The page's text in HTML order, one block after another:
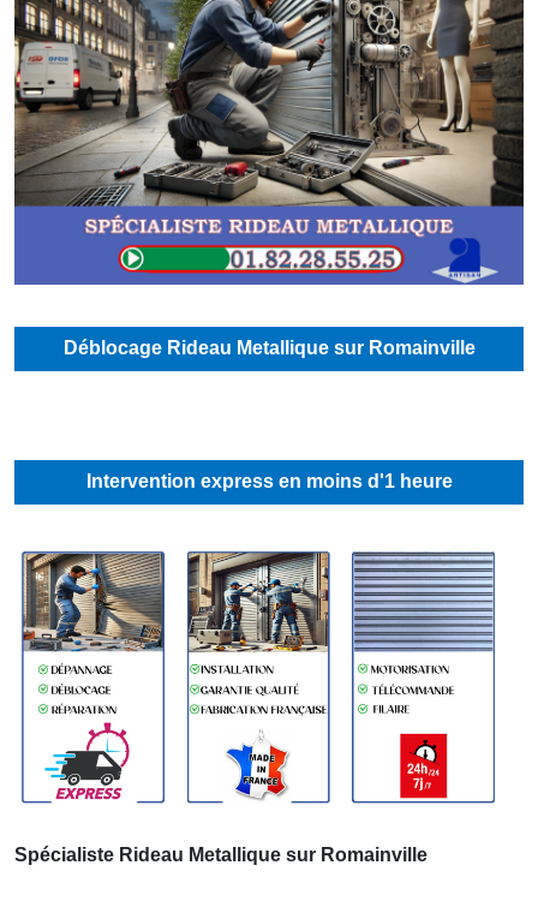
Déblocage Rideau Metallique sur Romainville
Intervention express en moins d'1 heure
Spécialiste Rideau Metallique sur Romainville